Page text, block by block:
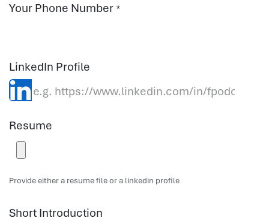
Your Phone Number *
LinkedIn Profile
Resume
Provide either a resume file or a linkedin profile
Short Introduction